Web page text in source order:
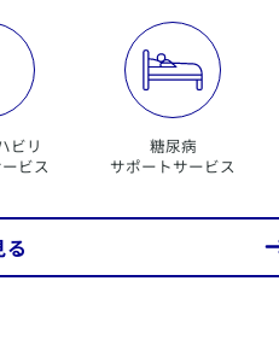
ビリ
ビス
糖尿病
サポートサービス